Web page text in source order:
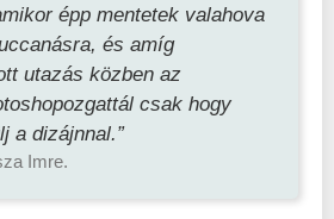
épp mentetek valahova
és amíg
utazás közben az
csak hogy
a dizájnnal.”
Imre.